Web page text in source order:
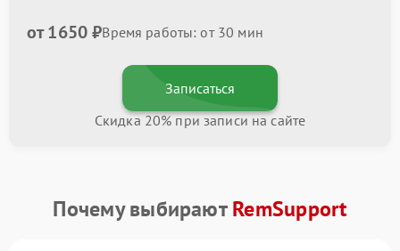
от 1650 ₽Время работы: от 30 мин
Записаться
Скидка 20% при записи на сайте
Почему выбираютRemSupport